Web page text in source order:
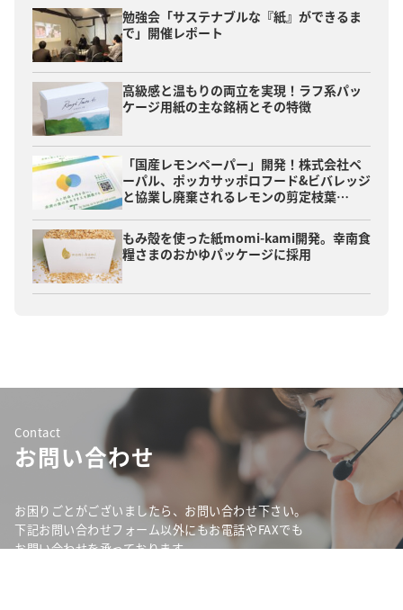
勉強会「サステナブルな『紙』ができるま
で」開催レポート
高級感と温もりの両立を実現！ラフ系パッ
ケージ用紙の主な銘柄とその特徴
「国産レモンペーパー」開発！株式会社ペ
ーパル、ポッカサッポロフード&ビバレッジ
と協業し廃棄されるレモンの剪定枝葉…
もみ殻を使った紙momi-kami開発。幸南食
糧さまのおかゆパッケージに採用
Contact
お問い合わせ
お困りごとがございましたら、お問い合わせ下さい。
下記お問い合わせフォーム以外にもお電話やFAXでも
お問い合わせを承っております。